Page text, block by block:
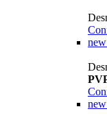
new
new